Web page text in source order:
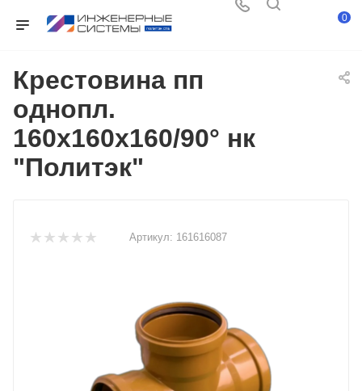
0
Крестовина пп
однопл.
160х160х160/90° нк
"Политэк"
Артикул: 161616087